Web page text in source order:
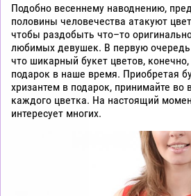
Подобно весеннему наводнению,
половины человечества атакуют
чтобы раздобыть что–то
любимых девушек. В первую
что шикарный букет цветов,
подарок в наше время. Приобретая
хризантем в подарок, принимайте во
каждого цветка. На настоящий
интересует многих.